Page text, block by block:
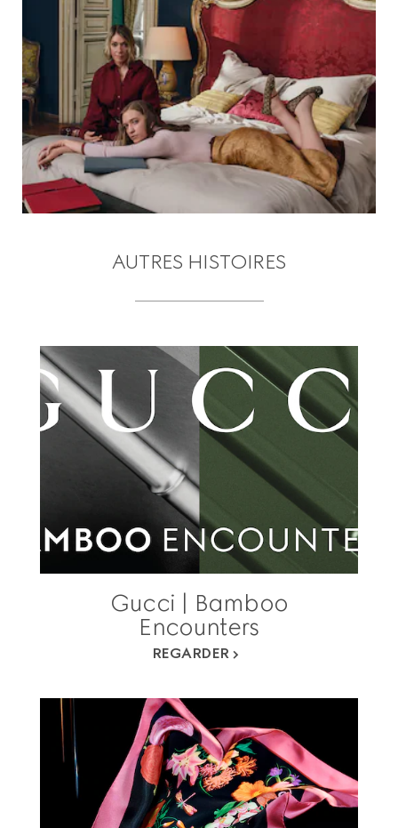
AUTRES HISTOIRES
Gucci | Bamboo
Encounters
REGARDER